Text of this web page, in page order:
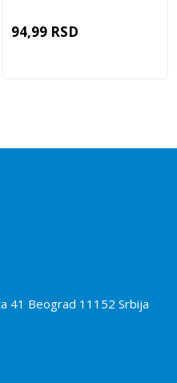
94,99 RSD
41 Beograd 11152 Srbija